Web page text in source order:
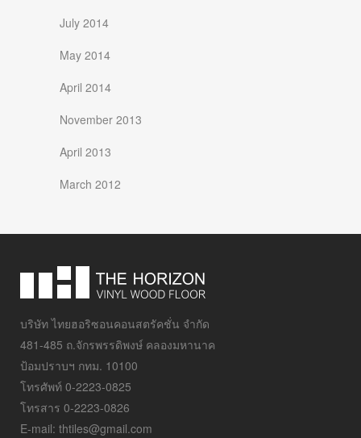
July 2014
May 2014
April 2014
November 2013
April 2013
March 2012
บริษัท ไทยฮอริซอนคอนสตรัคชั่น จำกัด
481-485 ถ.จักรพรรดิพงษ์ คลองมหานาค
ป้อมปราบฯ กทม. 10100
โทรศัพท์ 0-2223-0825
โทรสาร 0-2223-0826
E-mail: thtiles@gmail.com